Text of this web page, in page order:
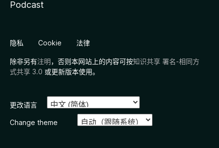
Podcast
隐私 Cookie 法律
除非另有注明，否则本网站上的内容可按知识共享 署名-相同方
式共享 3.0 或更新版本使用。
更改语言
Change theme